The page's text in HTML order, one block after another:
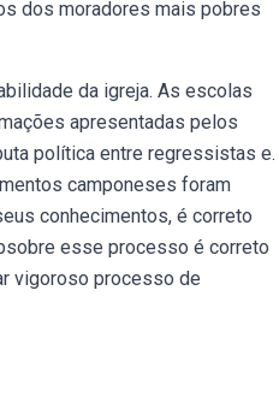
dos moradores mais pobres
da igreja. As escolas
apresentadas pelos
política entre regressistas e.
camponeses foram
conhecimentos, é correto
esse processo é correto
vigoroso processo de